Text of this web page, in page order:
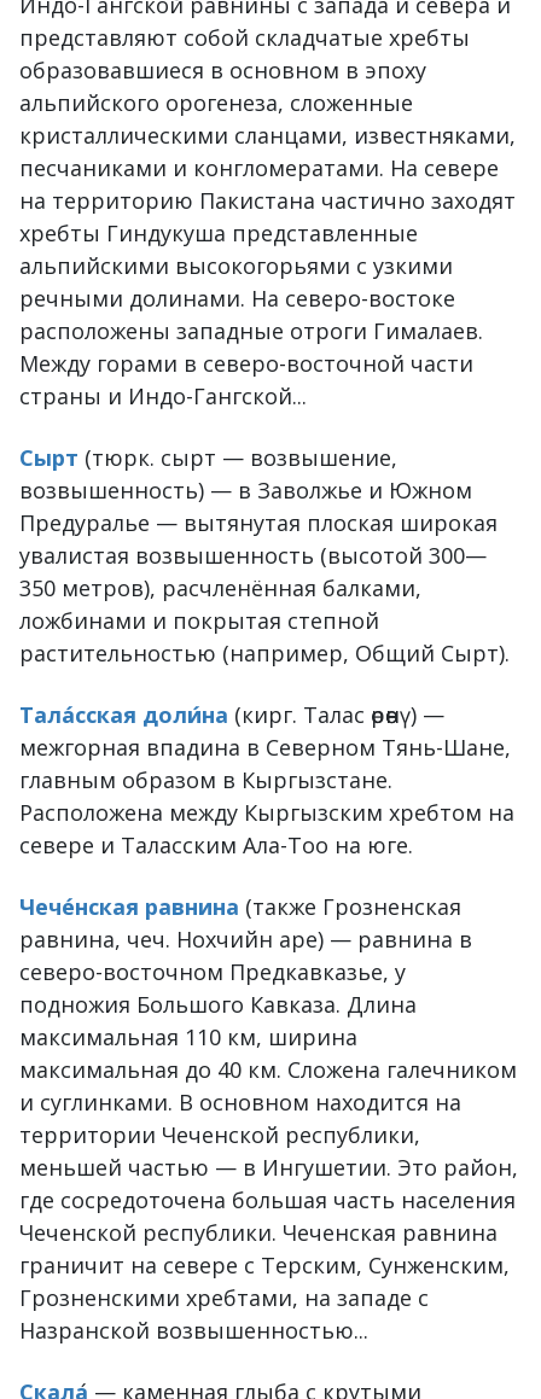
представляют собой складчатые хребты
образовавшиеся в основном в эпоху
альпийского орогенеза, сложенные
кристаллическими сланцами, известняками,
песчаниками и конгломератами. На севере
на территорию Пакистана частично заходят
хребты Гиндукуша представленные
альпийскими высокогорьями с узкими
речными долинами. На северо-востоке
расположены западные отроги Гималаев.
Между горами в северо-восточной части
страны и Индо-Гангской...
Сырт (тюрк. сырт — возвышение,
возвышенность) — в Заволжье и Южном
Предуралье — вытянутая плоская широкая
увалистая возвышенность (высотой 300—
350 метров), расчленённая балками,
ложбинами и покрытая степной
растительностью (например, Общий Сырт).
Тала́сская доли́на (кирг. Талас өрөөнү) —
межгорная впадина в Северном Тянь-Шане,
главным образом в Кыргызстане.
Расположена между Кыргызским хребтом на
севере и Таласским Ала-Тоо на юге.
Чече́нская равнина (также Грозненская
равнина, чеч. Нохчийн аре) — равнина в
северо-восточном Предкавказье, у
подножия Большого Кавказа. Длина
максимальная 110 км, ширина
максимальная до 40 км. Сложена галечником
и суглинками. В основном находится на
территории Чеченской республики,
меньшей частью — в Ингушетии. Это район,
где сосредоточена большая часть населения
Чеченской республики. Чеченская равнина
граничит на севере с Терским, Сунженским,
Грозненскими хребтами, на западе с
Назранской возвышенностью...
Скала ́ — каменная глыба с крутыми